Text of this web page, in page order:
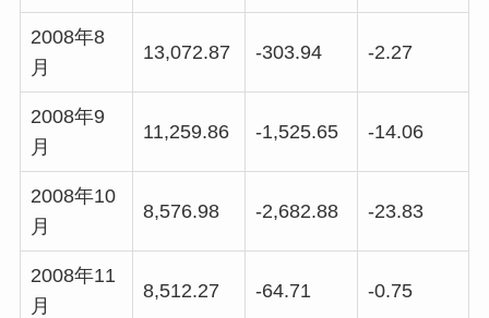
2008年8
月
13,072.87 -303.94 -2.27
2008年9
月
11,259.86 -1,525.65 -14.06
2008年10
月
8,576.98 -2,682.88 -23.83
2008年11
月
8,512.27 -64.71 -0.75